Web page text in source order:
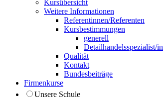
Kursübersicht
Weitere Informationen
Referentinnen/Referenten
Kursbestimmungen
generell
Detailhandelsspezialist/in
Qualität
Kontakt
Bundesbeiträge
Firmenkurse
Unsere Schule